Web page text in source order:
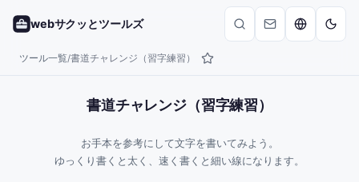
webサクッとツールズ
ツール一覧/書道チャレンジ（習字練習）
書道チャレンジ（習字練習）
お手本を参考にして文字を書いてみよう。
ゆっくり書くと太く、速く書くと細い線になります。